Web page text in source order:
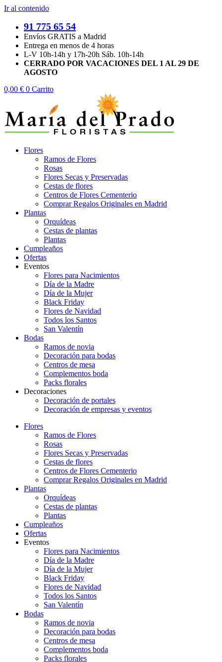
Ir al contenido
91 775 65 54
Envíos GRATIS a Madrid
Entrega en menos de 4 horas
L-V 10h-14h y 17h-20h Sáb. 10h-14h
CERRADO POR VACACIONES DEL 1 AL 29 DE
AGOSTO
0,00 € 0 Carrito
Flores
Ramos de Flores
Rosas
Flores Secas y Preservadas
Cestas de flores
Centros de Flores Cementerio
Comprar Regalos Originales en Madrid
Plantas
Orquídeas
Cestas de plantas
Plantas
Cumpleaños
Ofertas
Eventos
Flores para Nacimientos
Día de la Madre
Día de la Mujer
Black Friday
Flores de Navidad
Todos los Santos
San Valentín
Bodas
Ramos de novia
Decoración para bodas
Centros de mesa
Complementos boda
Packs florales
Decoraciones
Decoración de portales
Decoración de empresas y eventos
Flores
Ramos de Flores
Rosas
Flores Secas y Preservadas
Cestas de flores
Centros de Flores Cementerio
Comprar Regalos Originales en Madrid
Plantas
Orquídeas
Cestas de plantas
Plantas
Cumpleaños
Ofertas
Eventos
Flores para Nacimientos
Día de la Madre
Día de la Mujer
Black Friday
Flores de Navidad
Todos los Santos
San Valentín
Bodas
Ramos de novia
Decoración para bodas
Centros de mesa
Complementos boda
Packs florales